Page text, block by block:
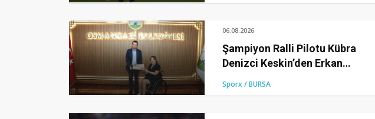
06.08.2026
Şampiyon Ralli Pilotu Kübra
Denizci Keskin’den Erkan
Sporx / BURSA